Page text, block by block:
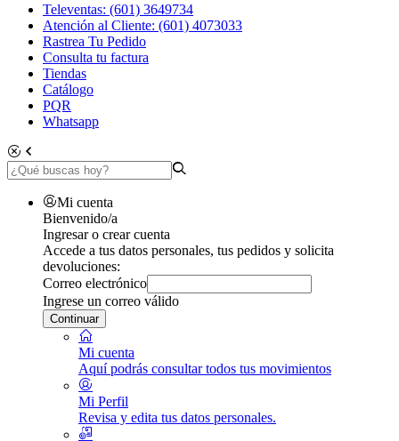
Televentas: (601) 3649734
Atención al Cliente: (601) 4073033
Rastrea Tu Pedido
Consulta tu factura
Tiendas
Catálogo
PQR
Whatsapp
Mi cuenta
Bienvenido/a
Ingresar o crear cuenta
Accede a tus datos personales, tus pedidos y solicita
devoluciones:
Correo electrónico
Ingrese un correo válido
Continuar
Mi cuenta
Aquí podrás consultar todos tus movimientos
Mi Perfil
Revisa y edita tus datos personales.